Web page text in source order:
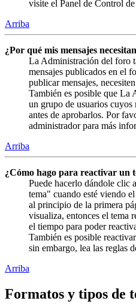
visite el Panel de Control
Arriba
¿Por qué mis mensajes
La Administración del foro
mensajes publicados en el
publicar mensajes,
También es posible que La
un grupo de usuarios cuyos
antes de aprobarlos. Por
administrador para más
Arriba
¿Cómo hago para reactivar un
Puede hacerlo dándole clic
tema" cuando esté viendo
al principio de la primera
visualiza, entonces el tema
el tiempo para poder
También es posible
sin embargo, lea las reglas
Arriba
Formatos y tipos de